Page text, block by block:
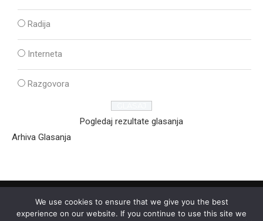
Radija
Interneta
Razgovora
Pogledaj rezultate glasanja
Arhiva Glasanja
We use cookies to ensure that we give you the best
experience on our website. If you continue to use this site we